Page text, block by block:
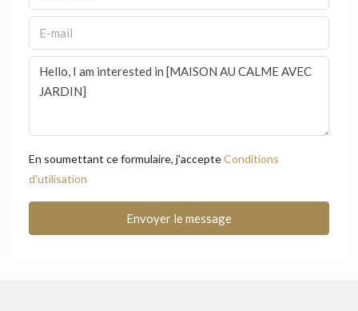
En soumettant ce formulaire, j'accepteConditions
d'utilisation
Envoyer le message